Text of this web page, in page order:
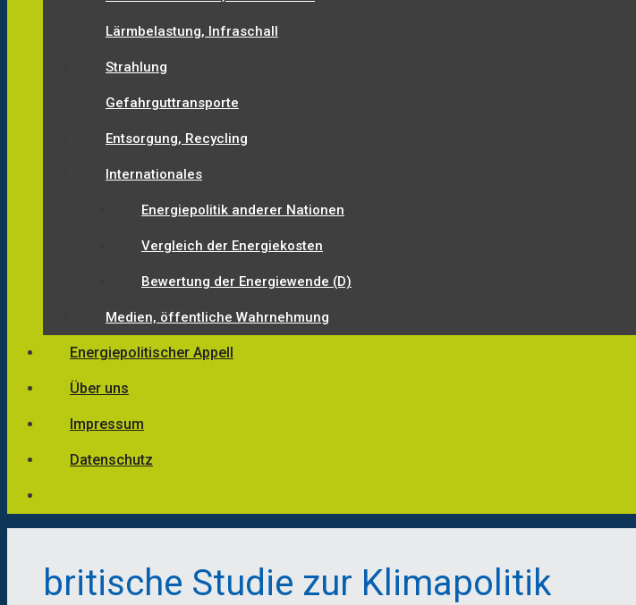
Lärmbelastung, Infraschall
Strahlung
Gefahrguttransporte
Entsorgung, Recycling
Internationales
Energiepolitik anderer Nationen
Vergleich der Energiekosten
Bewertung der Energiewende (D)
Medien, öffentliche Wahrnehmung
Energiepolitischer Appell
Über uns
Impressum
Datenschutz
britische Studie zur Klimapolitik